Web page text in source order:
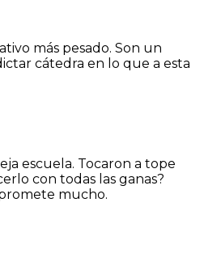
más pesado. Son un
cátedra en lo que a esta
escuela. Tocaron a tope
con todas las ganas?
mucho.